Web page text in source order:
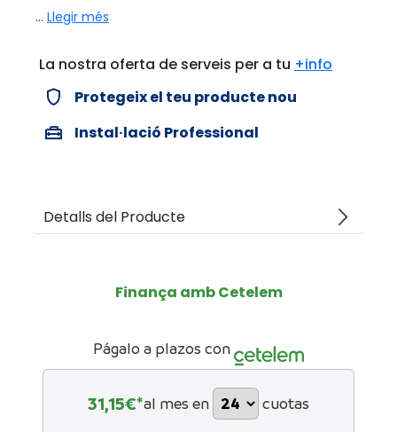
... Llegir més
La nostra oferta de serveis per a tu +info
verified_user Protegeix el teu producte nou
home_repair_service Instal·lació Professional
Detalls del Producte arrow_forward_ios
Finança amb Cetelem
Págalo a plazos con
31,15€*al mes en cuotas